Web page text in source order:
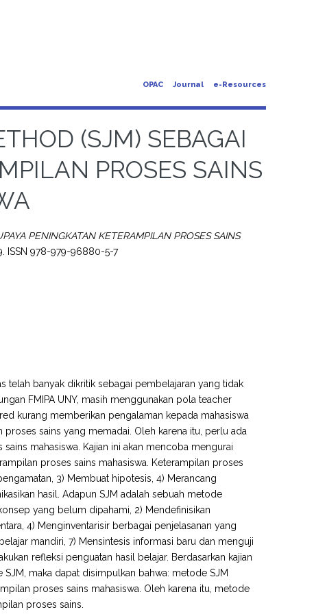
OPAC Journal e-Resources
(SJM) SEBAGAI
PROSES SAINS
PENINGKATAN KETERAMPILAN PROSES SAINS
ISSN 978-979-96880-5-7
telah banyak dikritik sebagai pembelajaran yang tidak
FMIPA UNY, masih menggunakan pola teacher
kurang memberikan pengalaman kepada mahasiswa
sains yang memadai. Oleh karena itu, perlu ada
mahasiswa. Kajian ini akan mencoba mengurai
proses sains mahasiswa. Keterampilan proses
3) Membuat hipotesis, 4) Merancang
hasil. Adapun SJM adalah sebuah metode
yang belum dipahami, 2) Mendefinisikan
4) Menginventarisir berbagai penjelasanan yang
mandiri, 7) Mensintesis informasi baru dan menguji
refleksi penguatan hasil belajar. Berdasarkan kajian
maka dapat disimpulkan bahwa: metode SJM
proses sains mahasiswa. Oleh karena itu, metode
proses sains.